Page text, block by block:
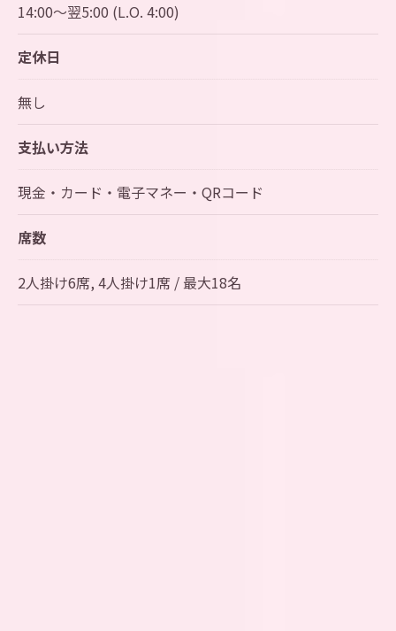
14:00～翌5:00 (L.O. 4:00)
定休日
無し
支払い方法
現金・カード・電子マネー・QRコード
席数
2人掛け6席, 4人掛け1席 / 最大18名